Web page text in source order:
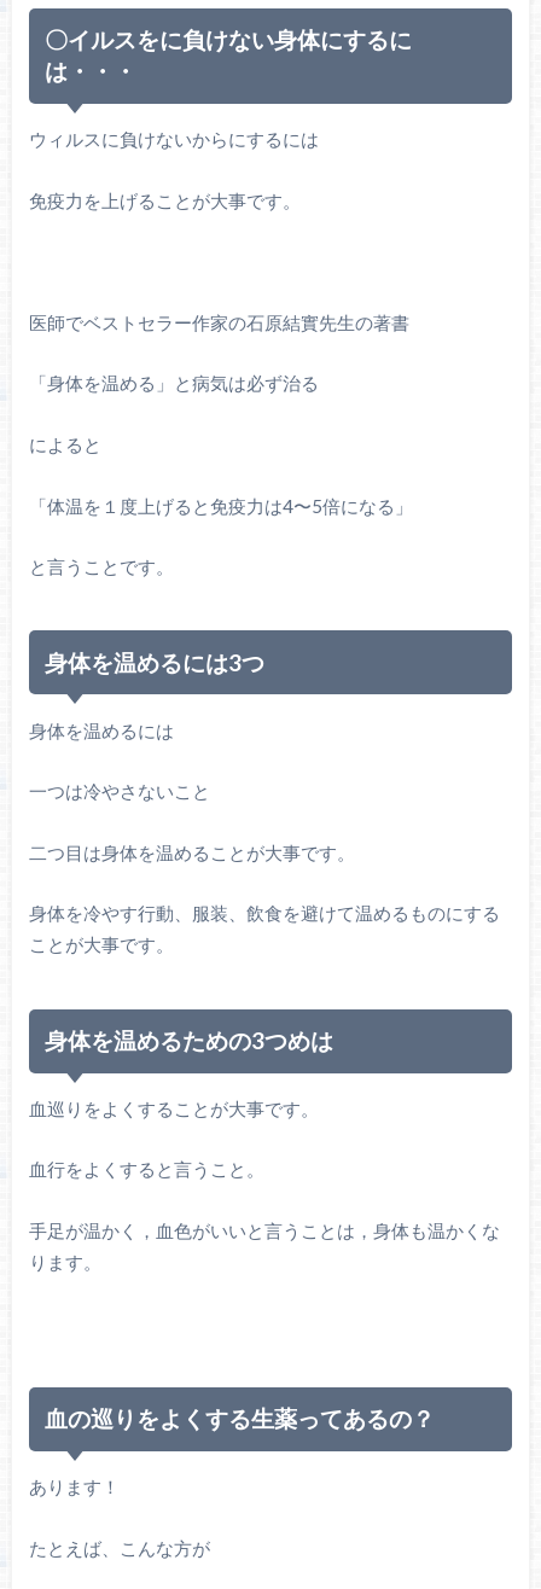
〇イルスをに負けない身体にするに
は・・・
ウィルスに負けないからにするには
免疫力を上げることが大事です。
医師でベストセラー作家の石原結實先生の著書
「身体を温める」と病気は必ず治る
によると
「体温を１度上げると免疫力は4〜5倍になる」
と言うことです。
身体を温めるには3つ
身体を温めるには
一つは冷やさないこと
二つ目は身体を温めることが大事です。
身体を冷やす行動、服装、飲食を避けて温めるものにする
ことが大事です。
身体を温めるための3つめは
血巡りをよくすることが大事です。
血行をよくすると言うこと。
手足が温かく，血色がいいと言うことは，身体も温かくな
ります。
血の巡りをよくする生薬ってあるの？
あります！
たとえば、こんな方が